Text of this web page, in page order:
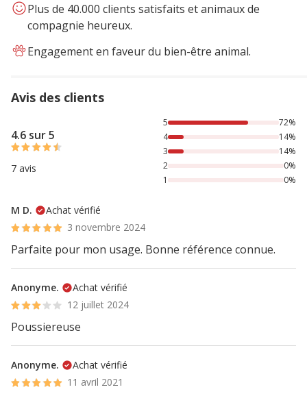
Plus de 40.000 clients satisfaits et animaux de
compagnie heureux.
Engagement en faveur du bien-être animal.
Avis des clients
4.6 sur 5
7 avis
72% des personnes lont noté avec {1} étoiles, 14% des
5
72%
4
14%
3
14%
2
0%
1
0%
M D.
Achat vérifié
3 novembre 2024
Parfaite pour mon usage. Bonne référence connue.
Anonyme.
Achat vérifié
12 juillet 2024
Poussiereuse
Anonyme.
Achat vérifié
11 avril 2021